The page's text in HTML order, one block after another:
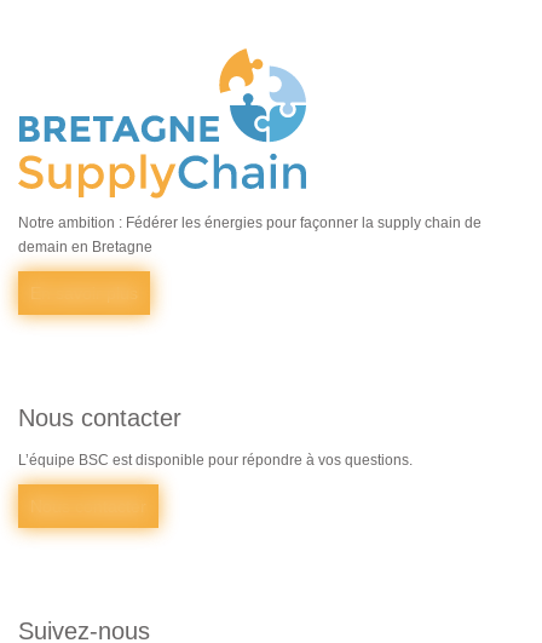
Notre ambition : Fédérer les énergies pour façonner la supply chain de
demain en Bretagne
Nous contacter
L’équipe BSC est disponible pour répondre à vos questions.
Suivez-nous